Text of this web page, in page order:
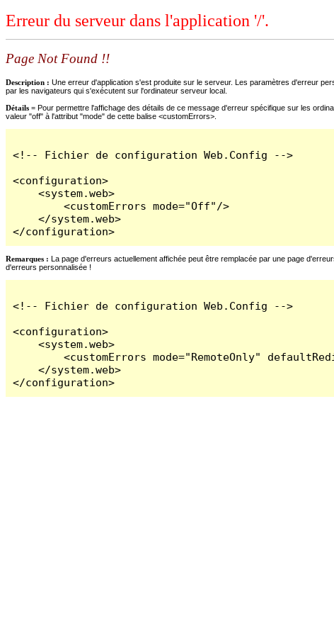
Erreur du serveur dans l'application '/'.
Page Not Found !!
Description : Une erreur d'application s'est produite sur le serveur. Les paramètres d'erreur
par les navigateurs qui s'exécutent sur l'ordinateur serveur local.
Détails = Pour permettre l'affichage des détails de ce message d'erreur spécifique sur les
valeur "off" à l'attribut "mode" de cette balise <customErrors>.
<!-- Fichier de configuration Web.Config -->
<configuration>
    <system.web>
        <customErrors mode="Off"/>
    </system.web>
</configuration>
Remarques : La page d'erreurs actuellement affichée peut être remplacée par une page
d'erreurs personnalisée !
<!-- Fichier de configuration Web.Config -->
<configuration>
    <system.web>
<customErrors mode="RemoteOnly"
    </system.web>
</configuration>